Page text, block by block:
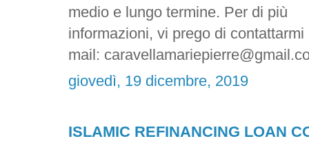
medio e lungo termine. Per di più
informazioni, vi prego di
mail:
giovedì, 19 dicembre, 2019
ISLAMIC REFINANCING LOAN